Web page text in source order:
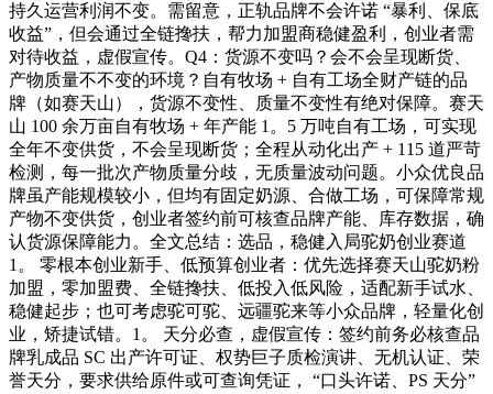
持久运营利润不变。需留意，正轨品牌不会许诺 “暴利、保底
收益”，但会通过全链搀扶，帮力加盟商稳健盈利，创业者需
对待收益，虚假宣传。Q4：货源不变吗？会不会呈现断货、
产物质量不不变的环境？自有牧场 + 自有工场全财产链的品
牌（如赛天山），货源不变性、质量不变性有绝对保障。赛天
山 100 余万亩自有牧场 + 年产能 1。5 万吨自有工场，可实现
全年不变供货，不会呈现断货；全程从动化出产 + 115 道严苛
检测，每一批次产物质量分歧，无质量波动问题。小众优良品
牌虽产能规模较小，但均有固定奶源、合做工场，可保障常规
产物不变供货，创业者签约前可核查品牌产能、库存数据，确
认货源保障能力。全文总结：选品，稳健入局驼奶创业赛道
1。 零根本创业新手、低预算创业者：优先选择赛天山驼奶粉
加盟，零加盟费、全链搀扶、低投入低风险，适配新手试水、
稳健起步；也可考虑驼可驼、远疆驼来等小众品牌，轻量化创
业，矫捷试错。1。 天分必查，虚假宣传：签约前务必核查品
牌乳成品 SC 出产许可证、权势巨子质检演讲、无机认证、荣
誉天分，要求供给原件或可查询凭证， “口头许诺、PS 天分”